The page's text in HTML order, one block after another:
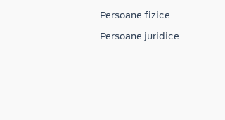
Persoane fizice
Persoane juridice